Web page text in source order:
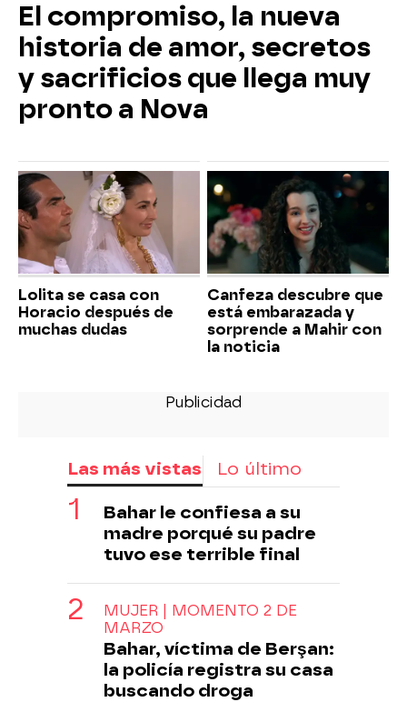
El compromiso, la nueva
historia de amor, secretos
y sacrificios que llega muy
pronto a Nova
Lolita se casa con
Horacio después de
muchas dudas
Canfeza descubre que
está embarazada y
sorprende a Mahir con
la noticia
Las más vistas Lo último
Bahar le confiesa a su
madre porqué su padre
tuvo ese terrible final
MUJER | MOMENTO 2 DE
MARZO
Bahar, víctima de Berşan:
la policía registra su casa
buscando droga